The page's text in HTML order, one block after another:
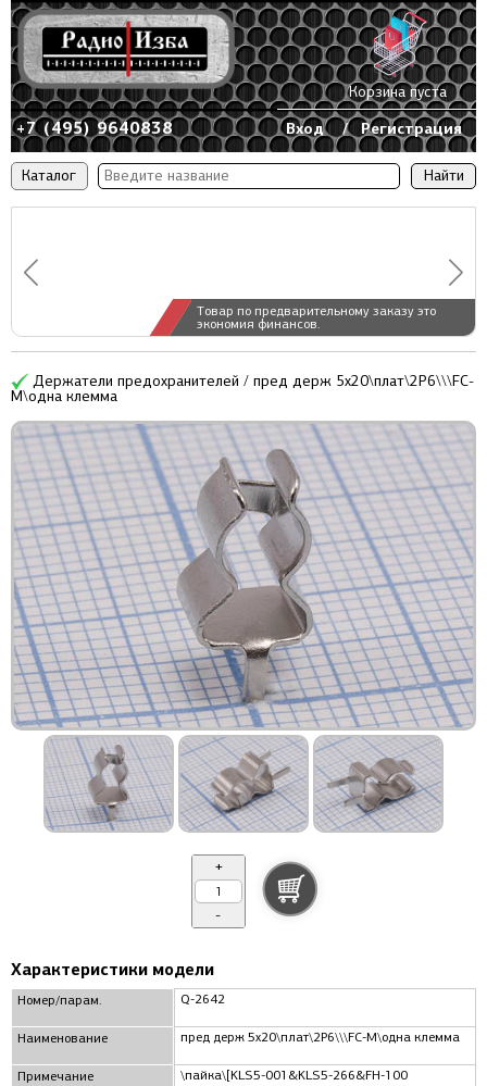
Каталог
Товар по предварительному заказу это
экономия финансов.
+7 (495) 9640838 Вход / Регистрация
Корзина пуста
Держатели предохранителей / пред держ 5x20\плат\2P6\\\FC-
M\одна клемма
+
-
Характеристики модели
Номер/парам.
Наименование
Примечание
Q-2642
пред держ 5x20\плат\2P6\\\FC-M\одна клемма
\пайка\[KLS5-001&KLS5-266&FH-100